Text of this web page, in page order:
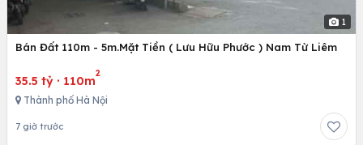
1
Bán Đất 110m - 5m.Mặt Tiền ( Lưu Hữu Phước ) Nam Từ Liêm
35.5 tỷ · 110m
2
Thành phố Hà Nội
7 giờ trước